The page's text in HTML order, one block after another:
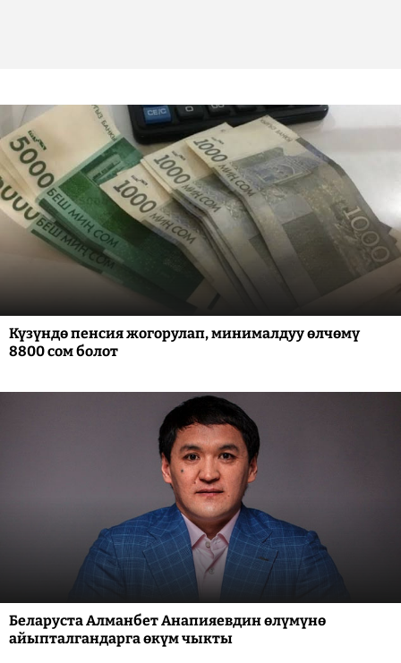
Күзүндө пенсия жогорулап, минималдуу өлчөмү
8800 сом болот
Беларуста Алманбет Анапияевдин өлүмүнө
айыпталгандарга өкүм чыкты